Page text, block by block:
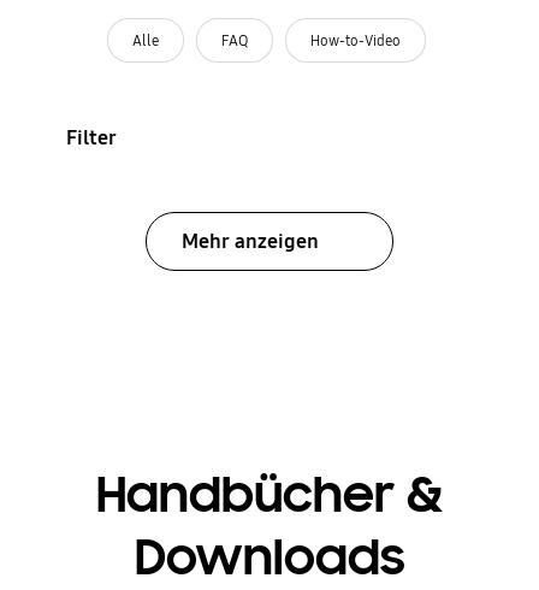
Alle FAQ How-to-Video
Filter
Mehr anzeigen
Handbücher &
Downloads